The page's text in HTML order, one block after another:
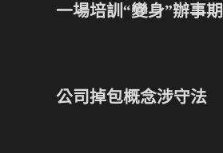
一場培訓“變身”辦事期
公司掉包概念涉守法